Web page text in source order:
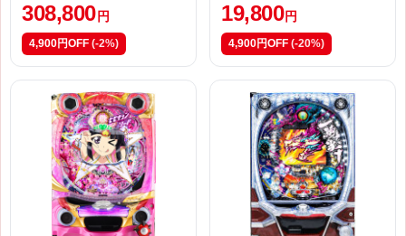
308,800 円
4,900円OFF (-2%)
19,800 円
4,900円OFF (-20%)